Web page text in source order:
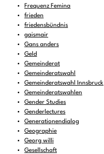
Frequenz Femina
frieden
friedensbündnis
gaismair
Gans anders
Geld
Gemeinderat
Gemeinderatswahl
Gemeinderatswahl Innsbruck
Gemeinderatswahlen
Gender Studies
Genderlectures
Generationendialog
Geographie
Georg willi
Gesellschaft